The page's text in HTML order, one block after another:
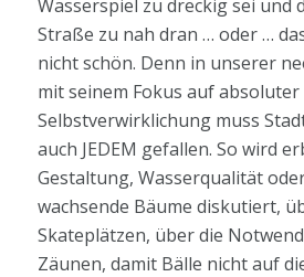
Wasserspiel zu dreckig sei und
Straße zu nah dran … oder …
nicht schön. Denn in unserer
mit seinem Fokus auf
Selbstverwirklichung muss
auch JEDEM gefallen. So wird
Gestaltung, Wasserqualität
wachsende Bäume diskutiert,
Skateplätzen, über die
Zäunen, damit Bälle nicht auf